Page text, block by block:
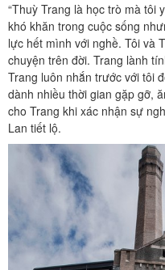
“Thuỳ Trang là học trò mà tôi
khó khăn trong cuộc sống
lực hết mình với nghề. Tôi và
chuyện trên đời. Trang lành
Trang luôn nhắn trước với tôi
dành nhiều thời gian gặp gỡ,
cho Trang khi xác nhận sự
Lan tiết lộ.